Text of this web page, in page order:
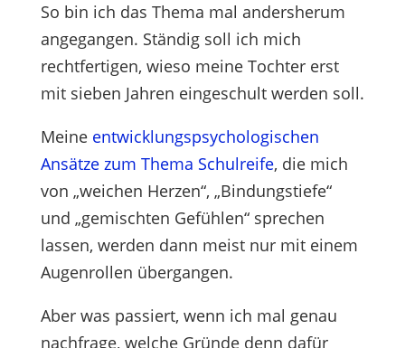
So bin ich das Thema mal andersherum
angegangen. Ständig soll ich mich
rechtfertigen, wieso meine Tochter erst
mit sieben Jahren eingeschult werden soll.
Meine entwicklungspsychologischen
Ansätze zum Thema Schulreife, die mich
von „weichen Herzen“, „Bindungstiefe“
und „gemischten Gefühlen“ sprechen
lassen, werden dann meist nur mit einem
Augenrollen übergangen.
Aber was passiert, wenn ich mal genau
nachfrage, welche Gründe denn dafür